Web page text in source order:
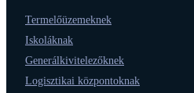
Termelőüzemeknek
Iskoláknak
Generálkivitelezőknek
Logisztikai központoknak